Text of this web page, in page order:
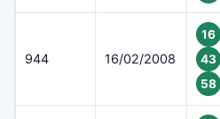
944 16/02/2008
16
43
58